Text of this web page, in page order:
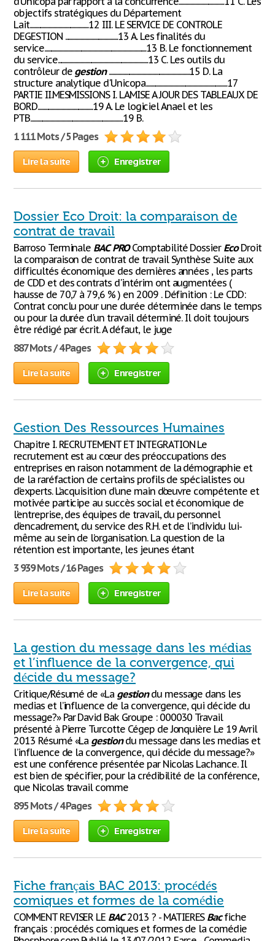
objectifs stratégiques du Département
Lait.................................................12 III. LE SERVICE DE CONTROLE
DEGESTION ............................................13 A. Les finalités du
service.....................................................................................13 B. Le fonctionnement
du service...........................................................................13 C. Les outils du
contrôleur de gestion...................................................................15 D. La
structure analytique d'Unicopa....................................................................17
PARTIE II.MESMISSIONS I. LAMISE A JOUR DES TABLEAUX DE
BORD..............................................19 A. Le logiciel Anael et les
PTB.............................................................................19 B.
1 111 Mots / 5 Pages
Lire la suite Enregistrer
Dossier Eco Droit: la comparaison de
contrat de travail
Barroso Terminale BAC PROComptabilité Dossier EcoDroit
la comparaison de contrat de travail Synthèse Suite aux
difficultés économique des dernières années , les parts
de CDD et des contrats d'intérim ont augmentées (
hausse de 70,7 à 79,6 % ) en 2009 . Définition : Le CDD:
Contrat conclu pour une durée déterminée dans le temps
ou pour la durée d'un travail déterminé. Il doit toujours
être rédigé par écrit. A défaut, le juge
887 Mots / 4 Pages
Lire la suite Enregistrer
Gestion Des Ressources Humaines
Chapitre I. RECRUTEMENT ET INTEGRATION Le
recrutement est au cœur des préoccupations des
entreprises en raison notamment de la démographie et
de la raréfaction de certains profils de spécialistes ou
d’experts. L’acquisition d’une main d’œuvre compétente et
motivée participe au succès social et économique de
l’entreprise, des équipes de travail, du personnel
d’encadrement, du service des R.H. et de l’individu lui-
même au sein de l’organisation. La question de la
rétention est importante, les jeunes étant
3 939 Mots / 16 Pages
Lire la suite Enregistrer
La gestion du message dans les médias
et l’influence de la convergence, qui
décide du message?
Critique/Résumé de «La gestiondu message dans les
medias et l’influence de la convergence, qui décide du
message?» Par David Bak Groupe : 000030 Travail
présenté à Pierre Turcotte Cégep de Jonquière Le 19 Avril
2013 Résumé «La gestiondu message dans les medias et
l’influence de la convergence, qui décide du message?»
est une conférence présentée par Nicolas Lachance. Il
est bien de spécifier, pour la crédibilité de la conférence,
que Nicolas travail comme
895 Mots / 4 Pages
Lire la suite Enregistrer
Fiche français BAC 2013: procédés
comiques et formes de la comédie
COMMENT REVISER LE BAC2013 ? - MATIERES Bacfiche
français : procédés comiques et formes de la comédie